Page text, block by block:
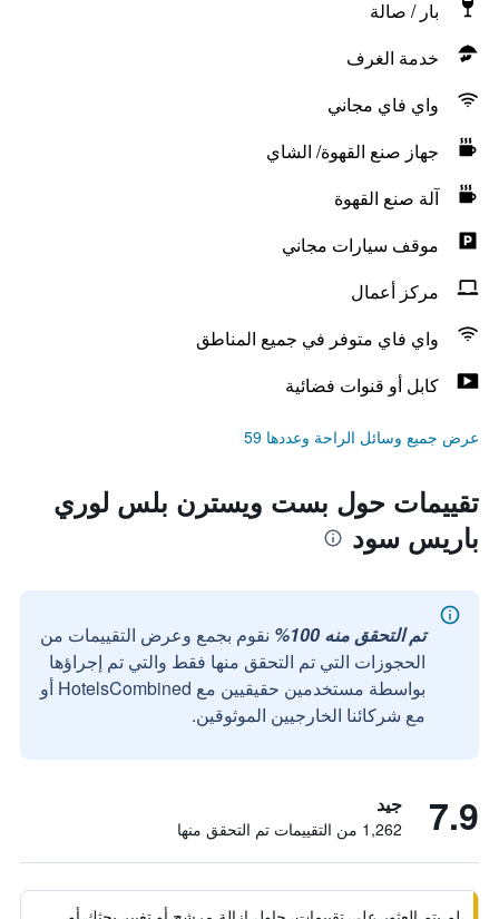
بار / صالة
خدمة الغرف
واي فاي مجاني
جهاز صنع القهوة/ الشاي
آلة صنع القهوة
موقف سيارات مجاني
مركز أعمال
واي فاي متوفر في جميع المناطق
كابل أو قنوات فضائية
عرض جميع وسائل الراحة وعددها 59
تقييمات حول بست ويسترن بلس لوري
باريس سود
تم التحقق منه 100%
نقوم بجمع وعرض التقييمات من
الحجوزات التي تم التحقق منها فقط والتي تم إجراؤها
بواسطة مستخدمين حقيقيين مع HotelsCombined أو
مع شركائنا الخارجيين الموثوقين.
7.9 جيد
1,262 من التقييمات تم التحقق منها